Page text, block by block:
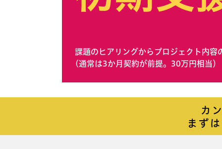
課題のヒアリングからプロジェクト内容
(通常は3か月契約が前提。30万円相当）
カ
まず